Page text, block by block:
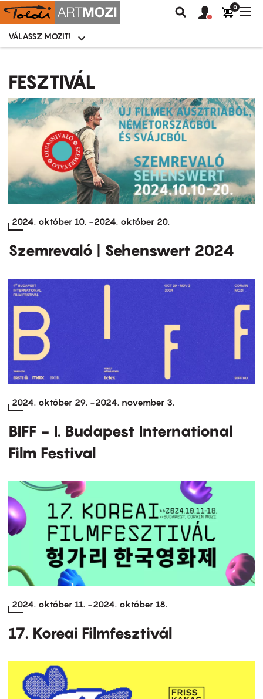
tartalomra
Moziválasztó
menü
VÁLASSZ MOZIT!
Keresés
Felhasználói
fiók
0
FESZTIVÁL
2024. október 10. -2024. október 20.
Szemrevaló | Sehenswert 2024
2024. október 29. -2024. november 3.
BIFF - I. Budapest International
Film Festival
2024. október 11. -2024. október 18.
17. Koreai Filmfesztivál